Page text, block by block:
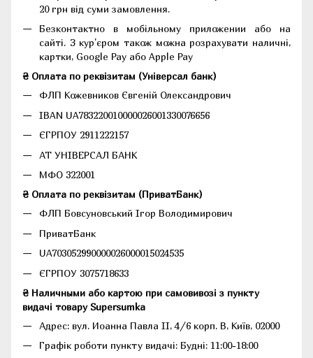
20 грн від суми замовлення.
Безконтактно в мобільному приложении або на
сайті. З кур'єром також можна розрахувати наличні,
картки, Google Pay або Apple Pay
₴ Оплата по реквізитам (Універсал банк)
ФЛП Кожевников Євгеній Олександрович
IBAN UA783220010000026001330076656
ЄГРПОУ 2911222157
АТ УНІВЕРСАЛ БАНК
МФО 322001
₴ Оплата по реквізитам (ПриватБанк)
ФЛП Бовсуновський Ігор Володимирович
ПриватБанк
UA703052990000026000015024535
ЄГРПОУ 3075718633
₴ Наличными або картою при самовивозі з пункту
видачі товару Supersumka
Адрес: вул. Иоанна Павла II, 4/6 корп. В, Київ, 02000
Графік роботи пункту видачі: Будні: 11:00-18:00